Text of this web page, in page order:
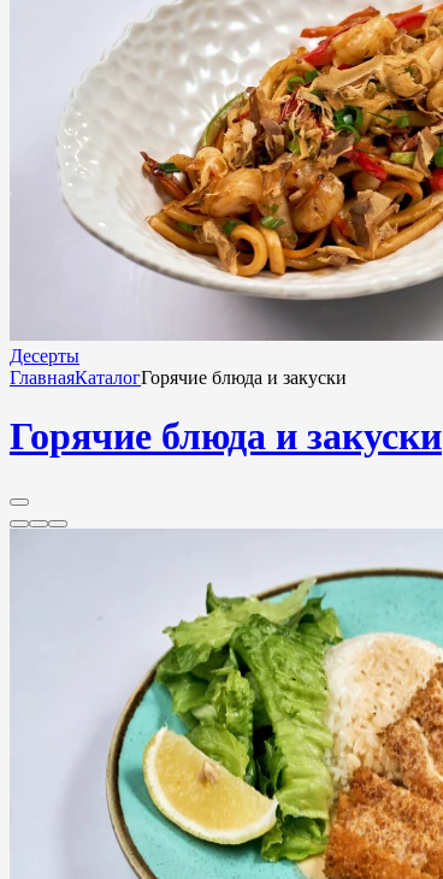
Десерты
ГлавнаяКаталогГорячие блюда и закуски
Горячие блюда и закуски